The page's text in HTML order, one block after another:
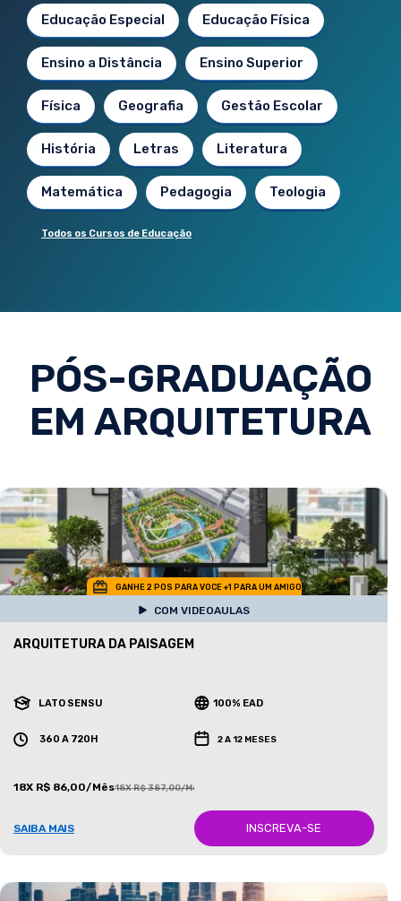
Educação Especial Educação Física
Ensino a Distância Ensino Superior
Física Geografia Gestão Escolar
História Letras Literatura
Matemática Pedagogia Teologia
Todos os Cursos de Educação
PÓS-GRADUAÇÃO
EM ARQUITETURA
GANHE 2 POS PARA VOCE +1 PARA UM AMIGO
COM VIDEOAULAS
ARQUITETURA DA PAISAGEM
LATO SENSU 100% EAD
360 A 720H 2 A 12 MESES
18X R$ 86,00/Mês18X R$ 387,00/Mês
SAIBA MAIS INSCREVA-SE